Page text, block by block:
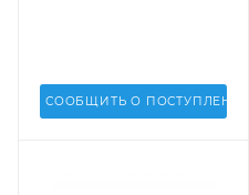
СООБЩИТЬ О ПОСТУПЛЕНИИ